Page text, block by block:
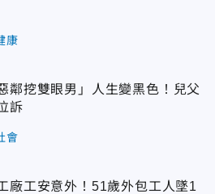
康
鄰挖雙眼男」人生變黑色！兒父
訴
會
廠工安意外！51歲外包工人墜1